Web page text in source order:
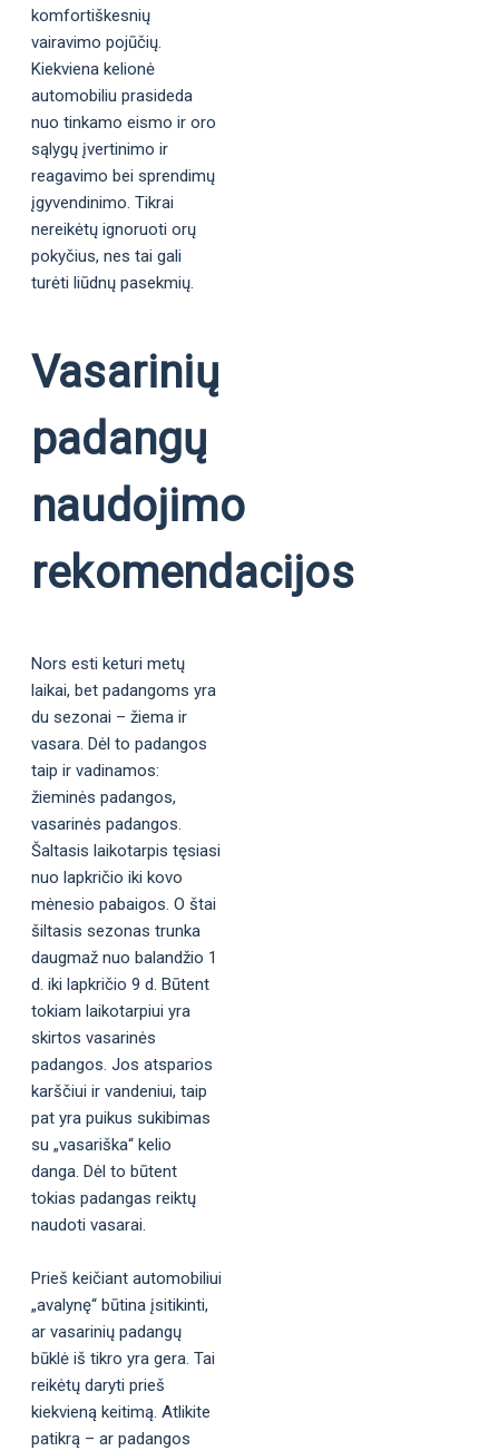
komfortiškesnių
vairavimo pojūčių.
Kiekviena kelionė
automobiliu prasideda
nuo tinkamo eismo ir oro
sąlygų įvertinimo ir
reagavimo bei sprendimų
įgyvendinimo. Tikrai
nereikėtų ignoruoti orų
pokyčius, nes tai gali
turėti liūdnų pasekmių.
Vasarinių
padangų
naudojimo
rekomendacijos
Nors esti keturi metų
laikai, bet padangoms yra
du sezonai – žiema ir
vasara. Dėl to padangos
taip ir vadinamos:
žieminės padangos,
vasarinės padangos.
Šaltasis laikotarpis tęsiasi
nuo lapkričio iki kovo
mėnesio pabaigos. O štai
šiltasis sezonas trunka
daugmaž nuo balandžio 1
d. iki lapkričio 9 d. Būtent
tokiam laikotarpiui yra
skirtos vasarinės
padangos. Jos atsparios
karščiui ir vandeniui, taip
pat yra puikus sukibimas
su „vasariška“ kelio
danga. Dėl to būtent
tokias padangas reiktų
naudoti vasarai.
Prieš keičiant automobiliui
„avalynę“ būtina įsitikinti,
ar vasarinių padangų
būklė iš tikro yra gera. Tai
reikėtų daryti prieš
kiekvieną keitimą. Atlikite
patikrą – ar padangos